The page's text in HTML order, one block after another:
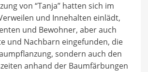
von “Tanja” hatten sich im
und Innehalten einlädt,
und Bewohner, aber auch
und Nachbarn eingefunden, die
sondern auch den
anhand der Baumfärbungen